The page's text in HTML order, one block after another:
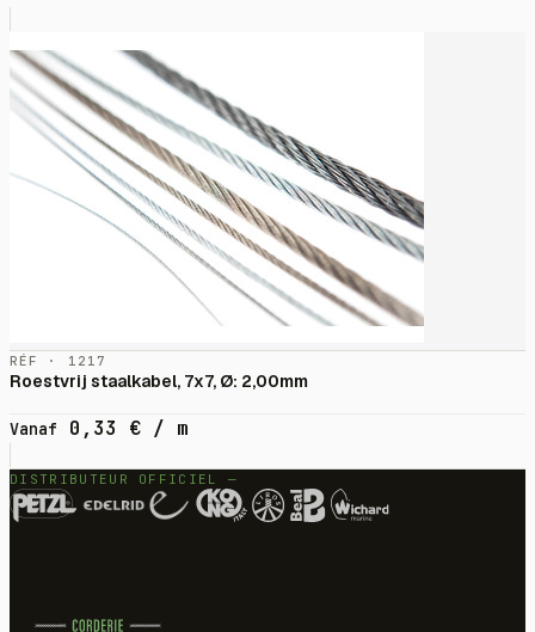
RÉF · 1217
Roestvrij staalkabel, 7x7, Ø: 2,00mm
Vanaf 0,33 € / m
DISTRIBUTEUR OFFICIEL —